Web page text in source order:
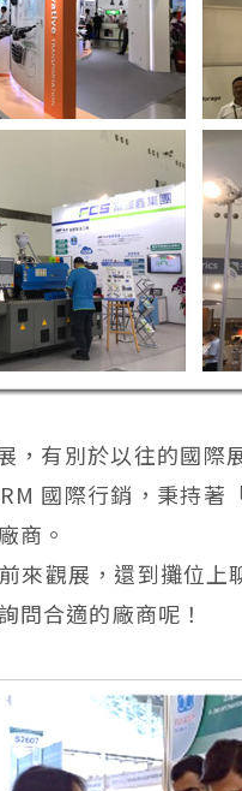
，有別於以往的國際
國際行銷，秉持著
商。
來觀展，還到攤位
問合適的廠商呢！